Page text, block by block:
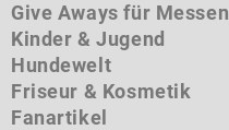
Give Aways für Messen
Kinder & Jugend
Hundewelt
Friseur & Kosmetik
Fanartikel